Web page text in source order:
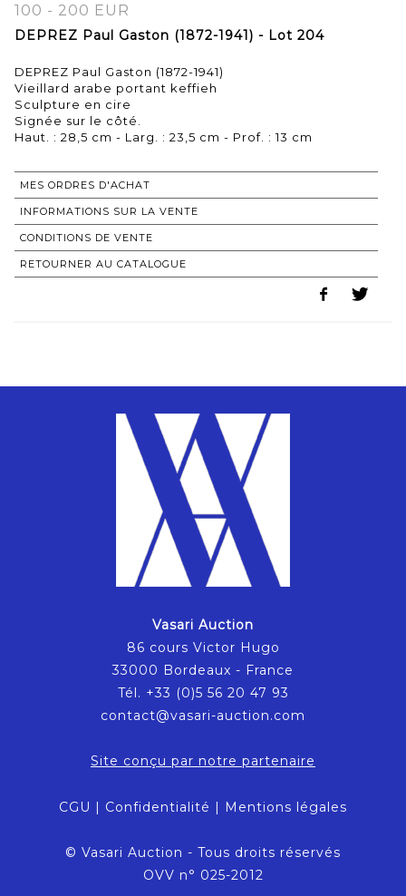
100 - 200 EUR
DEPREZ Paul Gaston (1872-1941) - Lot 204
DEPREZ Paul Gaston (1872-1941)
Vieillard arabe portant keffieh
Sculpture en cire
Signée sur le côté.
Haut. : 28,5 cm - Larg. : 23,5 cm - Prof. : 13 cm
MES ORDRES D'ACHAT
INFORMATIONS SUR LA VENTE
CONDITIONS DE VENTE
RETOURNER AU CATALOGUE
Vasari Auction
86 cours Victor Hugo
33000 Bordeaux - France
Tél. +33 (0)5 56 20 47 93
contact@vasari-auction.com
Site conçu par notre partenaire
CGU | Confidentialité | Mentions légales
© Vasari Auction - Tous droits réservés
OVV n° 025-2012